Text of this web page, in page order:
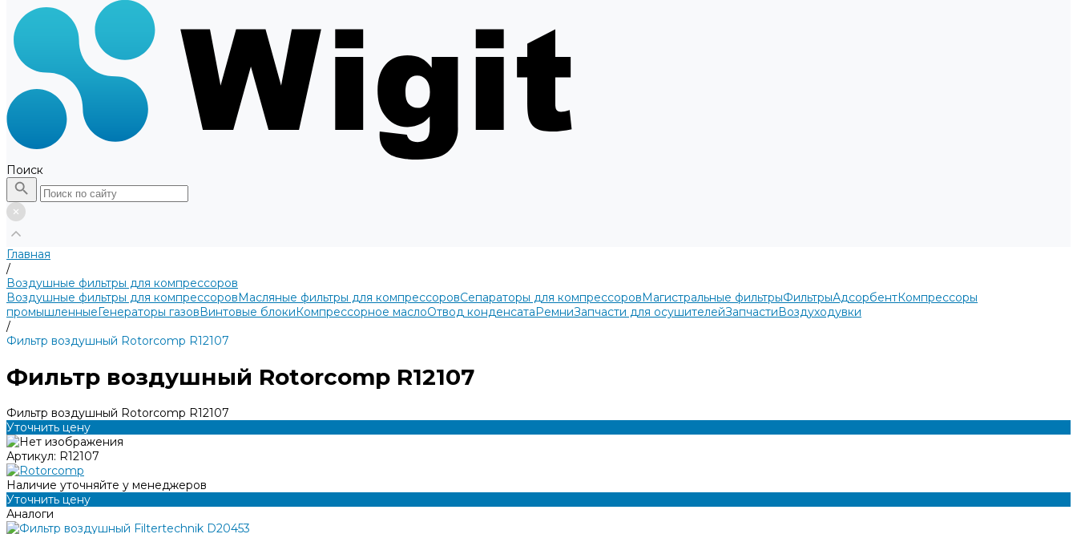
Поиск
Главная
/
Воздушные фильтры для компрессоров
Воздушные фильтры для компрессоровМасляные фильтры для компрессоровСепараторы для компрессоровМагистральные фильтрыФильтрыАдсорбентКомпрессоры
промышленныеГенераторы газовВинтовые блокиКомпрессорное маслоОтвод конденсатаРемниЗапчасти для осушителейЗапчастиВоздуходувки
/
Фильтр воздушный Rotorcomp R12107
Фильтр воздушный Rotorcomp R12107
Фильтр воздушный Rotorcomp R12107
Уточнить цену
Артикул: R12107
Наличие уточняйте у менеджеров
Уточнить цену
Аналоги